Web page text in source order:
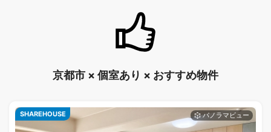
京都市 × 個室あり × おすすめ物件
SHAREHOUSE